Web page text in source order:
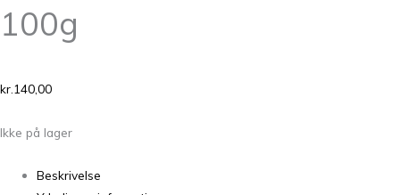
100g
kr. 140,00
Ikke på lager
Beskrivelse